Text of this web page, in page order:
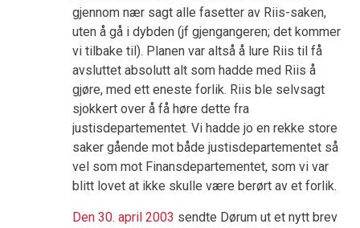
gjennom nær sagt alle fasetter av Riis-saken,
uten å gå i dybden (jf gjengangeren; det kommer
vi tilbake til). Planen var altså å lure Riis til få
avsluttet absolutt alt som hadde med Riis å
gjøre, med ett eneste forlik. Riis ble selvsagt
sjokkert over å få høre dette fra
justisdepartementet. Vi hadde jo en rekke store
saker gående mot både justisdepartementet så
vel som mot Finansdepartementet, som vi var
blitt lovet at ikke skulle være berørt av et forlik.
Den 30. april 2003 sendte Dørum ut et nytt brev